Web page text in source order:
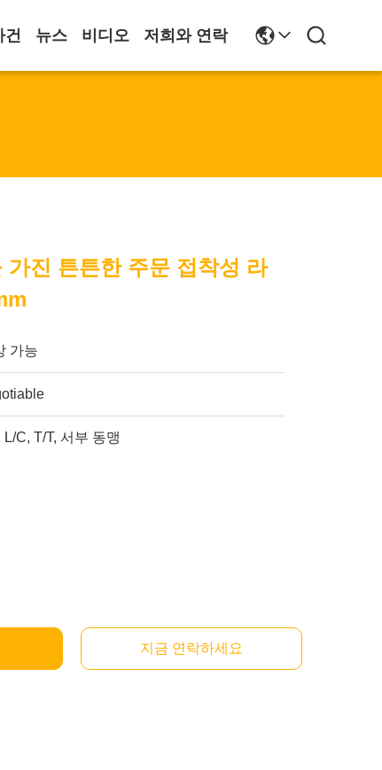
건 뉴스 비디오 저희와 연락
가진 튼튼한 주문 접착성 라
가능
L/C, T/T, 서부 동맹
지금 연락하세요